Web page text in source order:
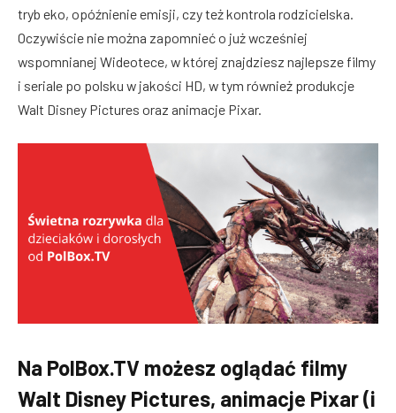
tryb eko, opóźnienie emisji, czy też kontrola rodzicielska.
Oczywiście nie można zapomnieć o już wcześniej
wspomnianej Wideotece, w której znajdziesz najlepsze filmy
i seriale po polsku w jakości HD, w tym również produkcje
Walt Disney Pictures oraz animacje Pixar.
Na PolBox.TV możesz oglądać filmy
Walt Disney Pictures, animacje Pixar (i